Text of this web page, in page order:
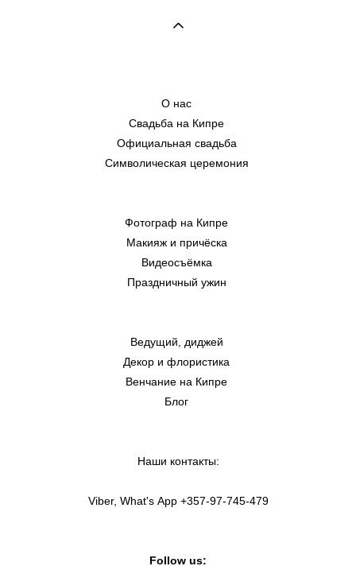
О нас
Свадьба на Кипре
Официальная свадьба
Символическая церемония
Фотограф на Кипре
Макияж и причёска
Видеосъёмка
Праздничный ужин
Ведущий, диджей
Декор и флористика
Венчание на Кипре
Блог
Наши контакты:
Viber, What's App +357-97-745-479
Follow us: